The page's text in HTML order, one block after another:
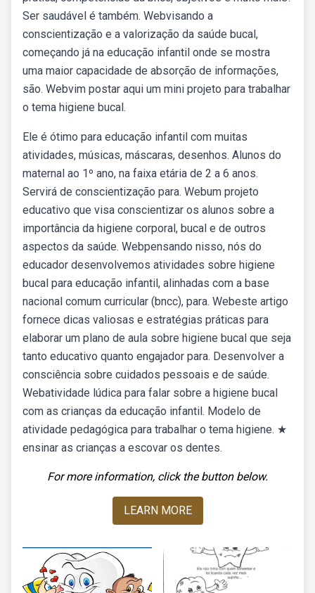
Ser saudável é também. Webvisando a
conscientização e a valorização da saúde bucal,
começando já na educação infantil onde se mostra
uma maior capacidade de absorção de informações,
são. Webvim postar aqui um mini projeto para trabalhar
o tema higiene bucal.
Ele é ótimo para educação infantil com muitas
atividades, músicas, máscaras, desenhos. Alunos do
maternal ao 1º ano, na faixa etária de 2 a 6 anos.
Servirá de conscientização para. Webum projeto
educativo que visa conscientizar os alunos sobre a
importância da higiene corporal, bucal e de outros
aspectos da saúde. Webpensando nisso, nós do
educador desenvolvemos atividades sobre higiene
bucal para educação infantil, alinhadas com a base
nacional comum curricular (bncc), para. Webeste artigo
fornece dicas valiosas e estratégias práticas para
elaborar um plano de aula sobre higiene bucal que seja
tanto educativo quanto engajador para. Desenvolver a
consciência sobre cuidados pessoais e de saúde.
Webatividade lúdica para falar sobre a higiene bucal
com as crianças da educação infantil. Modelo de
atividade pedagógica para trabalhar o tema higiene. ★
ensinar as crianças a escovar os dentes.
For more information, click the button below.
LEARN MORE